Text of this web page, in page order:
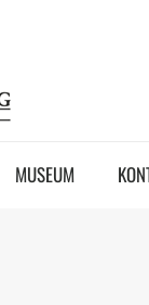
MUSEUM